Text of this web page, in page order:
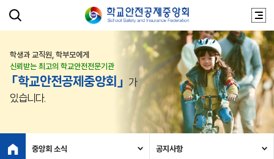
학생과 교직원, 학부모에게
신뢰받는 최고의 학교안전전문기관
「학교안전공제중앙회」
가
있습니다.
중앙회 소식 공지사항